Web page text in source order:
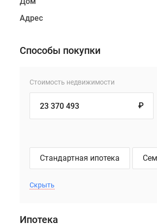
Адрес
Способы покупки
Стоимость недвижимости
₽
Стандартная ипотека
Скрыть
Ипотека